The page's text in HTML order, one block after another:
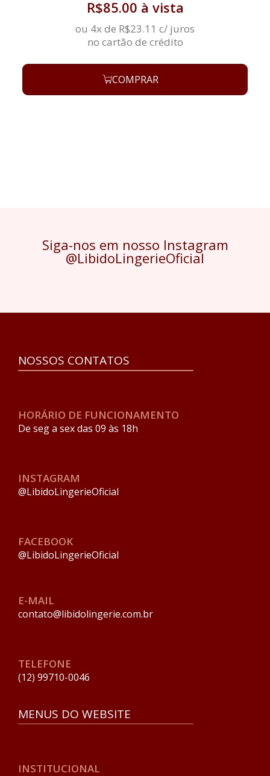
R$85.00 à vista
ou 4x de R$23.11 c/ juros
no cartão de crédito
COMPRAR
Siga-nos em nosso Instagram
@LibidoLingerieOficial
NOSSOS CONTATOS
HORÁRIO DE FUNCIONAMENTO
De seg a sex das 09 às 18h
INSTAGRAM
@LibidoLingerieOficial
FACEBOOK
@LibidoLingerieOficial
E-MAIL
contato@libidolingerie.com.br
TELEFONE
(12) 99710-0046
MENUS DO WEBSITE
INSTITUCIONAL